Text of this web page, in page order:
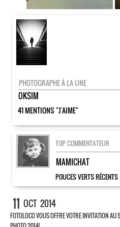
PHOTOGRAPHE À LA UNE
OKSIM
41 MENTIONS "J'AIME"
TOP COMMENTATEUR
MAMICHAT
POUCES VERTS RÉCENTS
11 OCT 2014
FOTOLOCO VOUS OFFRE VOTRE INVITATION AU